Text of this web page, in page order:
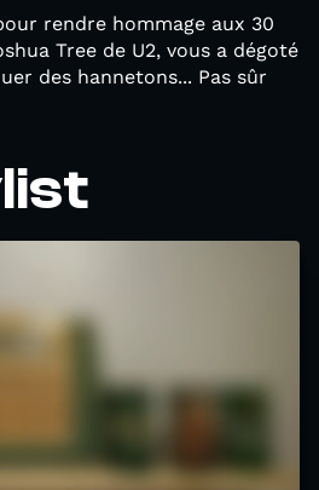
rendre hommage aux 30
Tree de U2, vous a dégoté
des hannetons... Pas sûr